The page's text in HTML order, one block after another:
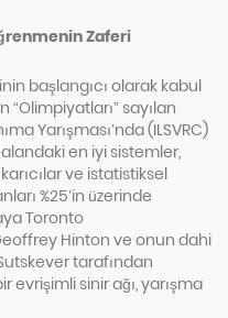
Zaferi
başlangıcı olarak kabul
“Olimpiyatları” sayılan
Yarışması’nda (ILSVRC)
en iyi sistemler,
ve istatistiksel
%25’in üzerinde
Toronto
Hinton ve onun dahi
tarafından
evrişimli sinir ağı, yarışma